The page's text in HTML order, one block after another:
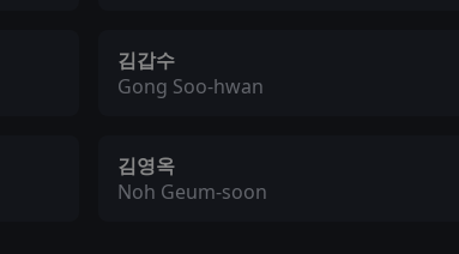
김갑수
Gong Soo-hwan
김영옥
Noh Geum-soon